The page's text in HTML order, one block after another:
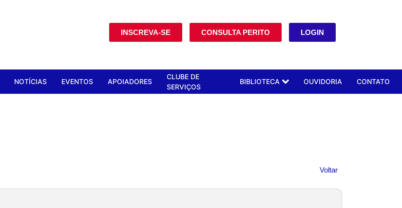
INSCREVA-SE CONSULTA PERITO LOGIN
NOTÍCIAS EVENTOS APOIADORES
CLUBE DE
SERVIÇOS
BIBLIOTECA OUVIDORIA CONTATO
Voltar